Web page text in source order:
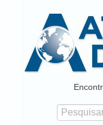
Atlas da
Formulário de
Pesquisar